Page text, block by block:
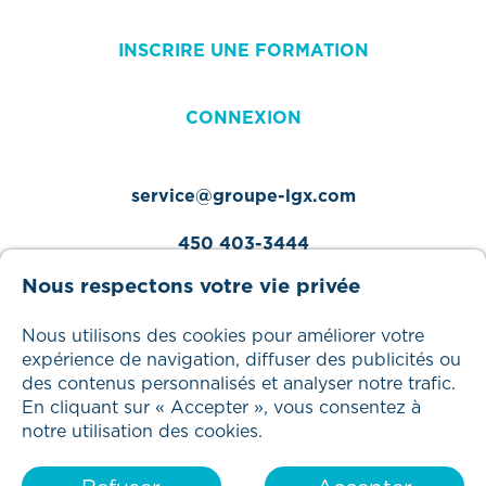
INSCRIRE UNE FORMATION
CONNEXION
service@groupe-lgx.com
450 403-3444
Tous droits réservés – 2025 Groupe LGX
Nous respectons votre vie privée
Nous utilisons des cookies pour améliorer votre
expérience de navigation, diffuser des publicités ou
des contenus personnalisés et analyser notre trafic.
En cliquant sur « Accepter », vous consentez à
notre utilisation des cookies.